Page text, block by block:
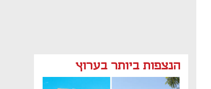
הנצפות ביותר בערוץ